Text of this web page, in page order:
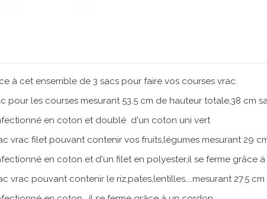
à cet ensemble de 3 sacs pour faire vos courses vrac.
pour les courses mesurant 53.5 cm de hauteur totale,38 cm
coton et doublé d'un coton uni vert
contenir vos fruits,légumes mesurant 29 cm
coton et d'un filet en polyester,il se ferme grâce à
contenir le riz,pates,lentilles....mesurant 27.5 cm